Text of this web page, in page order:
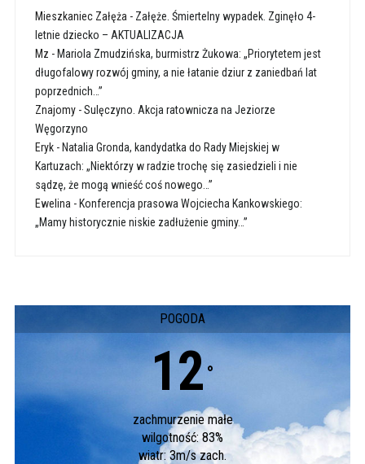
Mieszkaniec Załęża - Załęże. Śmiertelny wypadek. Zginęło 4-
letnie dziecko – AKTUALIZACJA
Mz - Mariola Zmudzińska, burmistrz Żukowa: „Priorytetem jest
długofalowy rozwój gminy, a nie łatanie dziur z zaniedbań lat
poprzednich…”
Znajomy-Sulęczyno. Akcja ratownicza na Jeziorze
Węgorzyno
Eryk- Natalia Gronda, kandydatka do Rady Miejskiej w
Kartuzach: „Niektórzy w radzie trochę się zasiedzieli i nie
sądzę, że mogą wnieść coś nowego…”
Ewelina - Konferencja prasowa Wojciecha Kankowskiego:
„Mamy historycznie niskie zadłużenie gminy…”
POGODA
12 °
zachmurzenie małe
wilgotność: 83%
wiatr: 3m/s zach.